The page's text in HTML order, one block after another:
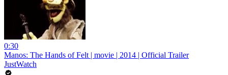
0:30
Manos: The Hands of Felt | movie | 2014 | Official Trailer
JustWatch